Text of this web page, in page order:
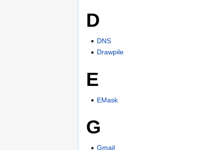
D
DNS
Drawpile
E
EMask
G
Gmail